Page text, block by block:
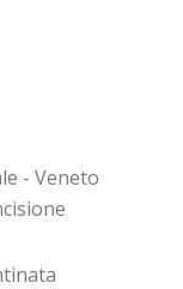
- Veneto